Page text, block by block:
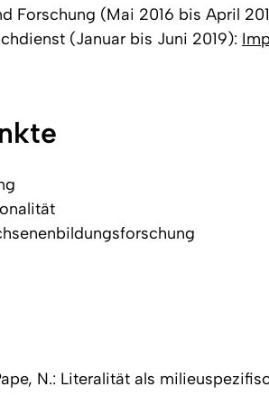
Forschung (Mai 2016 bis April
(Januar bis Juni 2019):
N.: Literalität als